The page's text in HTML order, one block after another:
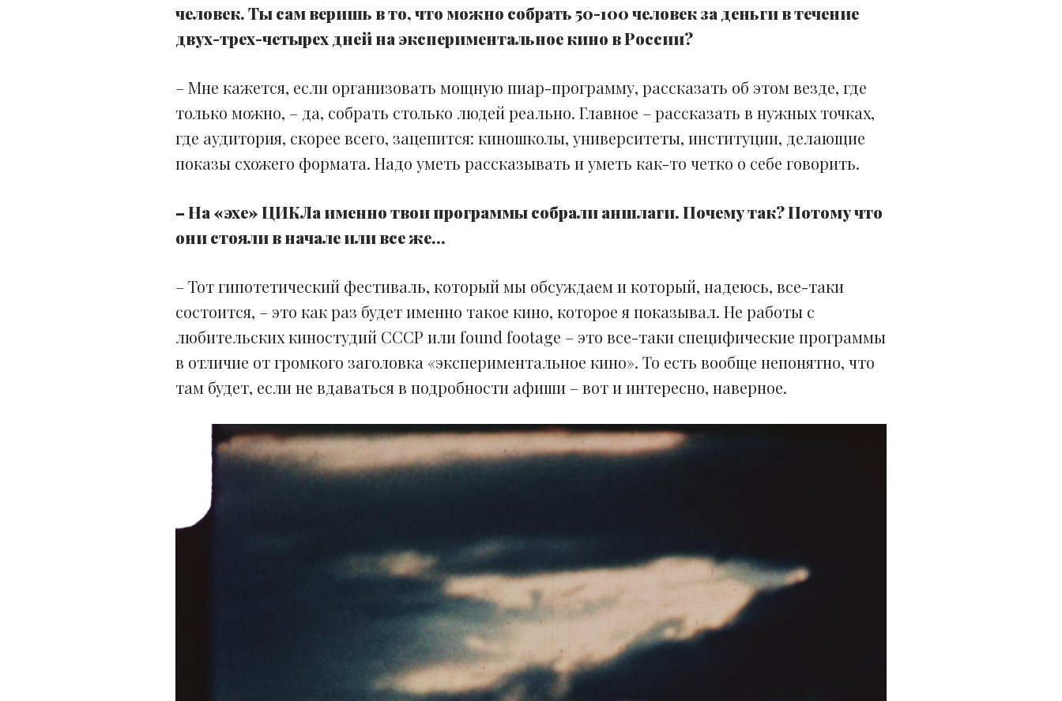
человек. Ты сам веришь в то, что можно собрать 50-100 человек за деньги в течение
двух-трех-четырех дней на экспериментальное кино в России?
– Мне кажется, если организовать мощную пиар-программу, рассказать об этом везде, где
только можно, – да, собрать столько людей реально. Главное – рассказать в нужных точках,
где аудитория, скорее всего, зацепится: киношколы, университеты, институции, делающие
показы схожего формата. Надо уметь рассказывать и уметь как-то четко о себе говорить.
– На «эхе» ЦИКЛа именно твои программы собрали аншлаги. Почему так? Потому что
они стояли в начале или все же…
– Тот гипотетический фестиваль, который мы обсуждаем и который, надеюсь, все-таки
состоится, – это как раз будет именно такое кино, которое я показывал. Не работы с
любительских киностудий СССР или found footage – это все-таки специфические программы
в отличие от громкого заголовка «экспериментальное кино». То есть вообще непонятно, что
там будет, если не вдаваться в подробности афиши – вот и интересно, наверное.